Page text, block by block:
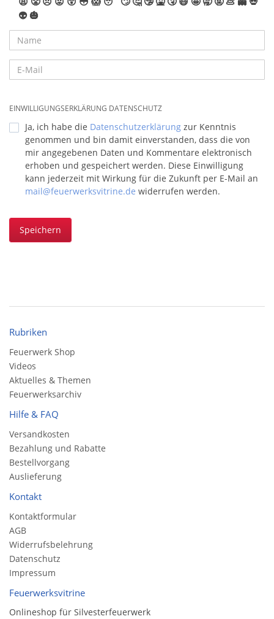
👽 🎃
EINWILLIGUNGSERKLÄRUNG DATENSCHUTZ
Ja, ich habe die Datenschutzerklärung zur Kenntnis
genommen und bin damit einverstanden, dass die von
mir angegebenen Daten und Kommentare elektronisch
erhoben und gespeichert werden. Diese Einwilligung
kann jederzeit mit Wirkung für die Zukunft per E-Mail an
mail@feuerwerksvitrine.de widerrufen werden.
Speichern
Rubriken
Feuerwerk Shop
Videos
Aktuelles & Themen
Feuerwerksarchiv
Hilfe & FAQ
Versandkosten
Bezahlung und Rabatte
Bestellvorgang
Auslieferung
Kontakt
Kontaktformular
AGB
Widerrufsbelehrung
Datenschutz
Impressum
Feuerwerksvitrine
Onlineshop für Silvesterfeuerwerk